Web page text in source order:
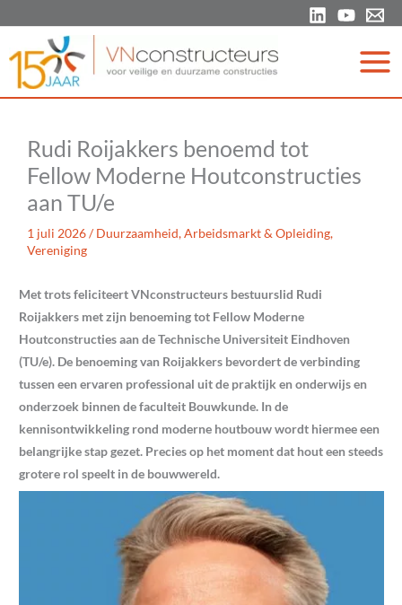
de
inhoud
Rudi Roijakkers benoemd tot
Fellow Moderne Houtconstructies
aan TU/e
1 juli 2026/Duurzaamheid,Arbeidsmarkt & Opleiding,
Vereniging
Met trots feliciteert VNconstructeurs bestuurslid Rudi
Roijakkers met zijn benoeming tot Fellow Moderne
Houtconstructies aan de Technische Universiteit Eindhoven
(TU/e). De benoeming van Roijakkers bevordert de verbinding
tussen een ervaren professional uit de praktijk en onderwijs en
onderzoek binnen de faculteit Bouwkunde. In de
kennisontwikkeling rond moderne houtbouw wordt hiermee een
belangrijke stap gezet. Precies op het moment dat hout een steeds
grotere rol speelt in de bouwwereld.